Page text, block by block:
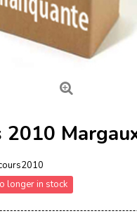
2010
longer in stock